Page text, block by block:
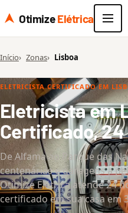
OtimizeElétrica
Início Zonas Lisboa
ELETRICISTA CERTIFICADO EM
Eletricista em
Certificado, 24
De Alfama ao Parque das
centenárias e garagens a
Otimize Elétrica atende 24
certificado em sua casa em